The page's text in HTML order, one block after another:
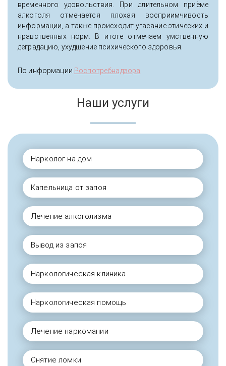
временного удовольствия. При длительном приёме
алкоголя отмечается плохая восприимчивость
информации, а также происходит угасание этических и
нравственных норм. В итоге отмечаем умственную
деградацию, ухудшение психического здоровья.
По информации Роспотребнадзора
Наши услуги
Нарколог на дом
Капельница от запоя
Лечение алкоголизма
Вывод из запоя
Наркологическая клиника
Наркологическая помощь
Лечение наркомании
Снятие ломки